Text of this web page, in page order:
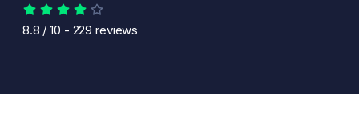
8.8 /10 - 229 reviews